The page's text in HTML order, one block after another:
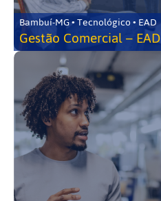
Bambuí-MG • Tecnológico • EAD
Gestão Comercial – EAD